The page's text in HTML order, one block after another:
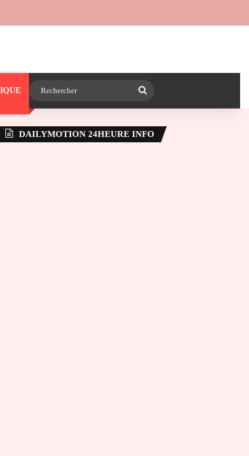
sur WhatsApp
DAILYMOTION 24HEURE INFO